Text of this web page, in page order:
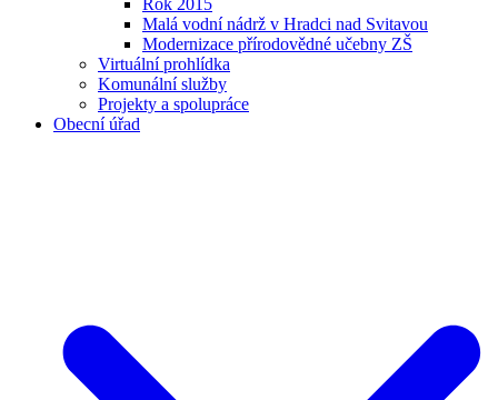
Rok 2015
Malá vodní nádrž v Hradci nad Svitavou
Modernizace přírodovědné učebny ZŠ
Virtuální prohlídka
Komunální služby
Projekty a spolupráce
Obecní úřad